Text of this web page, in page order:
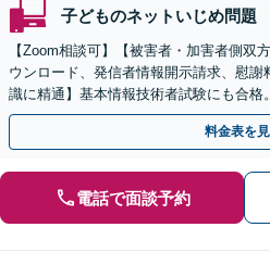
子どものネットいじめ問題
【Zoom相談可】【被害者・加害者側双
ウンロード、発信者情報開示請求、慰
識に精通】基本情報技術者試験にも合格
ド感を持って対応します。【Torrentの
料金表を
電話で面談予約